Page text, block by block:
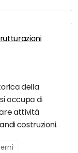
della
occupa di
attività
costruzioni.